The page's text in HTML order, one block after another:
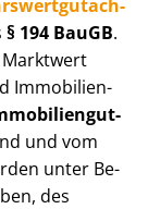
§ 194 BauGB.
Im­mo­bi­li­en­
und vom
unter Be­
des